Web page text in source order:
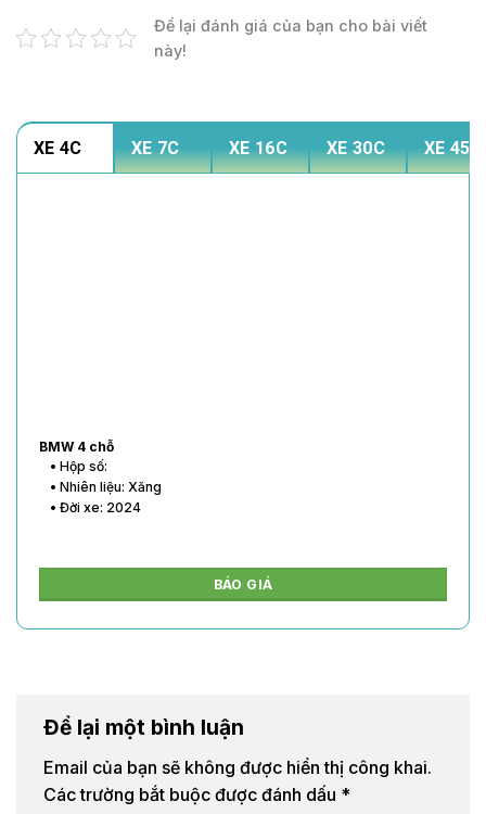
Để lại đánh giá của bạn cho bài viết
này!
XE 4C XE 7C XE 16C XE 30C XE 45C
BMW 4 chỗ
• Hộp số:
• Nhiên liệu: Xăng
• Đời xe: 2024
BÁO GIÁ
Để lại một bình luận
Email của bạn sẽ không được hiển thị công khai.
Các trường bắt buộc được đánh dấu *